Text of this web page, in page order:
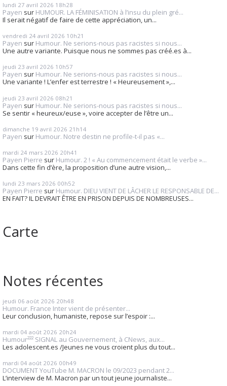
lundi 27 avril 2026 18h28
Payen sur HUMOUR. LA FÉMINISATION à l’insu du plein gré...
Il serait négatif de faire de cette appréciation, un...
vendredi 24 avril 2026 10h21
Payen sur Humour. Ne serions-nous pas racistes si nous...
Une autre variante. Puisque nous ne sommes pas créé.es à...
jeudi 23 avril 2026 10h57
Payen sur Humour. Ne serions-nous pas racistes si nous...
Une variante ! L’enfer est terrestre ! « Heureusement »,...
jeudi 23 avril 2026 08h21
Payen sur Humour. Ne serions-nous pas racistes si nous...
Se sentir « heureux/euse », voire accepter de l’être un...
dimanche 19 avril 2026 21h14
Payen sur Humour. Notre destin ne profile-t-il pas «...
mardi 24 mars 2026 20h41
Payen Pierre sur Humour. 2 ! « Au commencement était le verbe »...
Dans cette fin d’ère, la proposition d’une autre vision,...
lundi 23 mars 2026 00h52
Payen Pierre sur Humour. DIEU VIENT DE LÂCHER LE RESPONSABLE DE...
EN FAIT? IL DEVRAIT ÊTRE EN PRISON DEPUIS DE NOMBREUSES...
Carte
Notes récentes
jeudi 06 août 2026 20h48
Humour. France Inter vient de présenter...
Leur conclusion, humaniste, repose sur l’espoir :...
mardi 04 août 2026 20h24
Humour²²² SIGNAL au Gouvernement, à CNews, aux...
Les adolescent.es /Jeunes ne vous croient plus du tout...
mardi 04 août 2026 00h49
DOCUMENT YouTube M. MACRON le 09/2023 pendant 2...
L’interview de M. Macron par un tout jeune journaliste...